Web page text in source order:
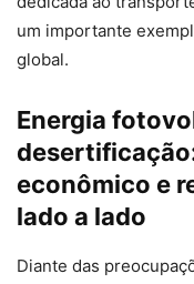
um importante
global.
Energia
econômico e
lado a lado
Diante das